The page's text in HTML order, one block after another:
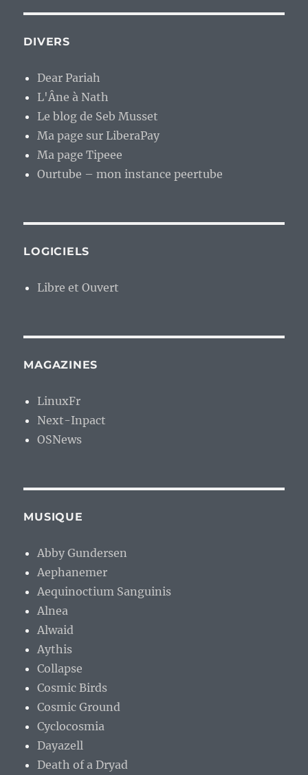
DIVERS
Dear Pariah
L'Âne à Nath
Le blog de Seb Musset
Ma page sur LiberaPay
Ma page Tipeee
Ourtube – mon instance peertube
LOGICIELS
Libre et Ouvert
MAGAZINES
LinuxFr
Next-Inpact
OSNews
MUSIQUE
Abby Gundersen
Aephanemer
Aequinoctium Sanguinis
Alnea
Alwaid
Aythis
Collapse
Cosmic Birds
Cosmic Ground
Cyclocosmia
Dayazell
Death of a Dryad